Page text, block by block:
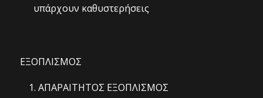
υπάρχουν καθυστερήσεις
ΕΞΟΠΛΙΣΜΟΣ
ΑΠΑΡΑΙΤΗΤΟΣ ΕΞΟΠΛΙΣΜΟΣ